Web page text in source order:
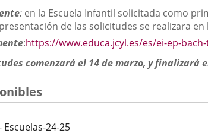
: en la Escuela Infantil solicitada como
de las solicitudes se realizara
:https://www.educa.jcyl.es/es/ei-ep-
comenzará el 14 de marzo, y finalizará
Escuelas-24-25